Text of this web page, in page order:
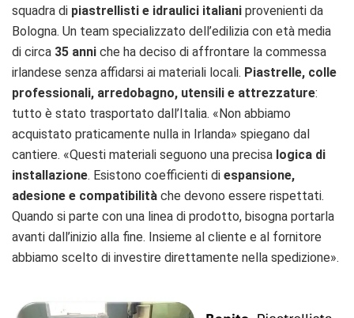
squadra di piastrellisti e idraulici italiani provenienti da
Bologna. Un team specializzato dell’edilizia con età media
di circa 35 anni che ha deciso di affrontare la commessa
irlandese senza affidarsi ai materiali locali. Piastrelle, colle
professionali, arredobagno, utensili e attrezzature:
tutto è stato trasportato dall’Italia. «Non abbiamo
acquistato praticamente nulla in Irlanda» spiegano dal
cantiere. «Questi materiali seguono una precisa logica di
installazione. Esistono coefficienti di espansione,
adesione e compatibilità che devono essere rispettati.
Quando si parte con una linea di prodotto, bisogna portarla
avanti dall’inizio alla fine. Insieme al cliente e al fornitore
abbiamo scelto di investire direttamente nella spedizione».